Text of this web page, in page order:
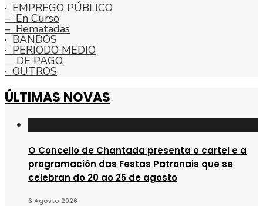
· EMPREGO PÚBLICO
– En Curso
– Rematadas
· BANDOS
· PERÍODO MEDIO
DE PAGO
· OUTROS
ÚLTIMAS NOVAS
O Concello de Chantada presenta o cartel e a
programación das Festas Patronais que se
celebran do 20 ao 25 de agosto
6 Agosto 2026